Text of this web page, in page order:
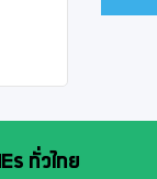
ทั่วไทย